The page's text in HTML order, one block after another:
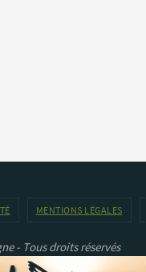
MENTIONS LÉGALES
- Tous droits réservés